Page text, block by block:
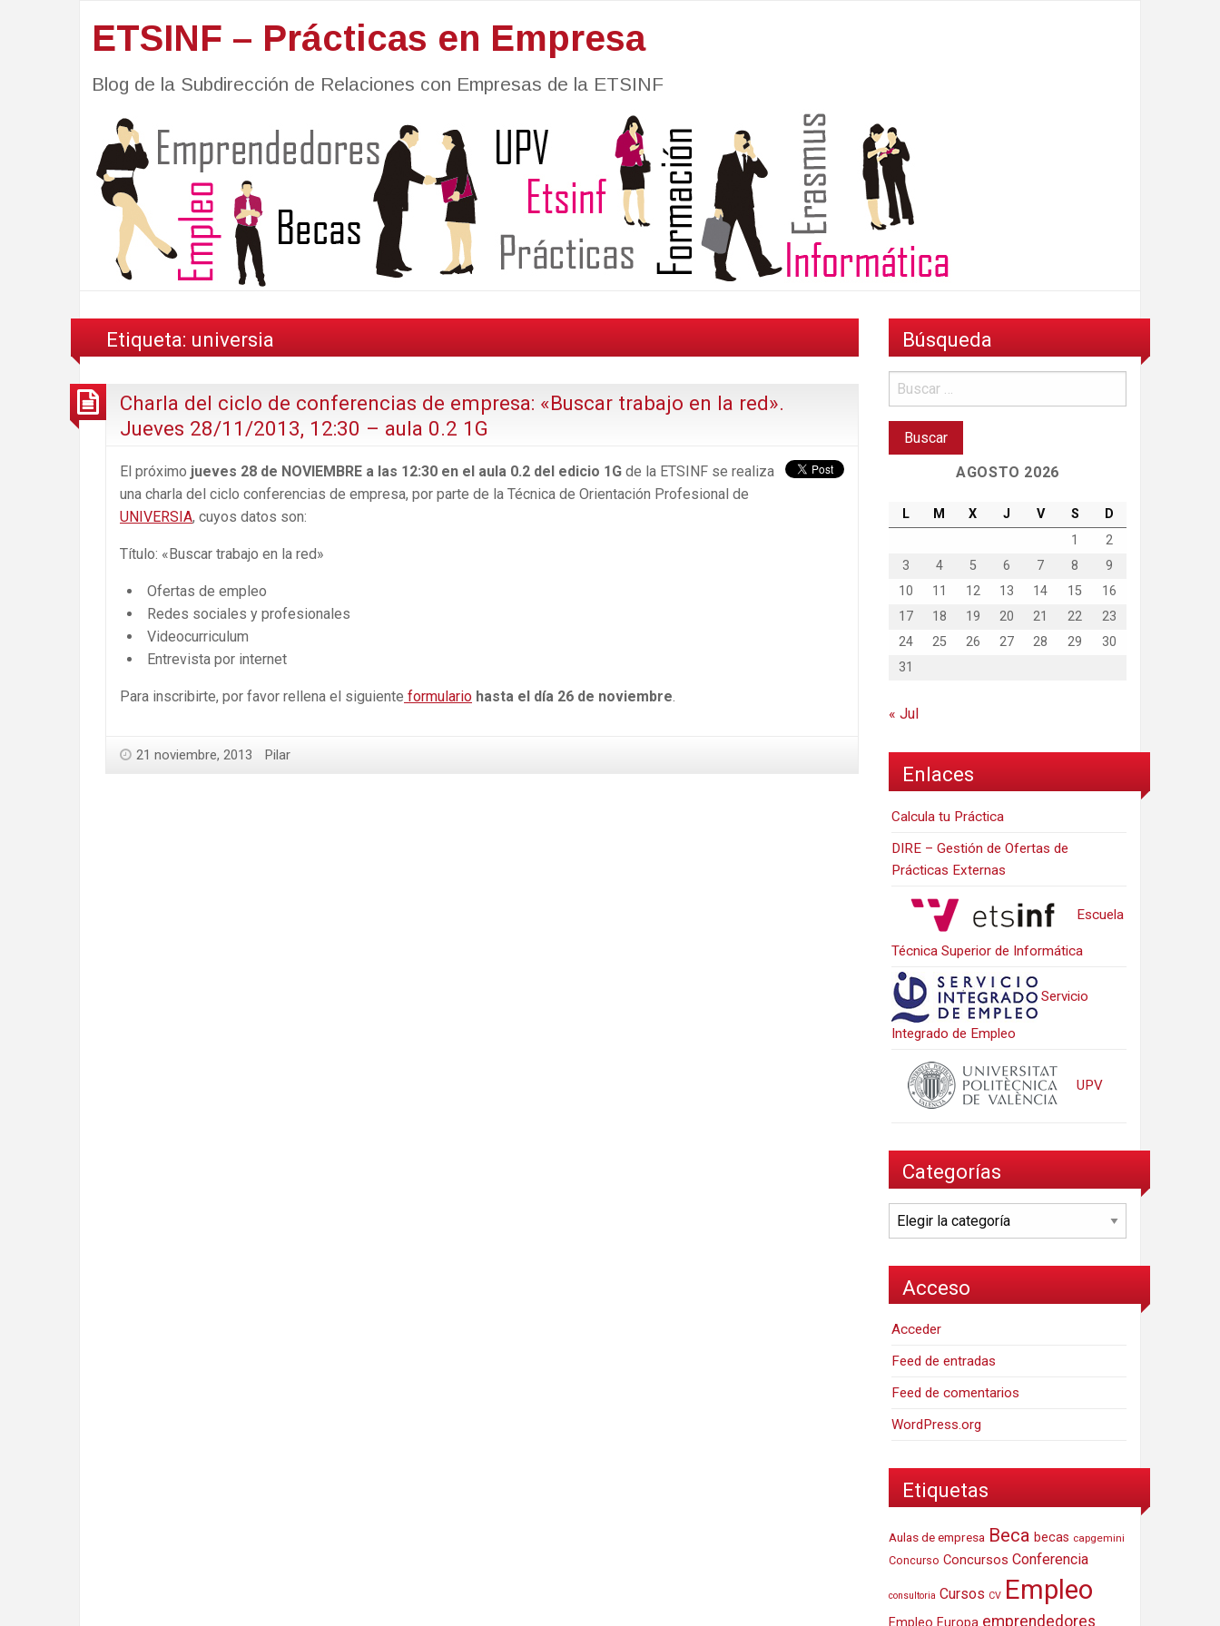
ETSINF – Prácticas en Empresa
Blog de la Subdirección de Relaciones con Empresas de la ETSINF
Etiqueta: universia
Charla del ciclo de conferencias de empresa: «Buscar trabajo en la red».
Jueves 28/11/2013, 12:30 – aula 0.2 1G
El próximo jueves 28 de NOVIEMBRE a las 12:30 en el aula 0.2 del edicio 1G de la ETSINF se realiza
una charla del ciclo conferencias de empresa, por parte de la Técnica de Orientación Profesional de
UNIVERSIA, cuyos datos son:
Título: «Buscar trabajo en la red»
Ofertas de empleo
Redes sociales y profesionales
Videocurriculum
Entrevista por internet
Para inscribirte, por favor rellena el siguiente formulario hasta el día 26 de noviembre.
21 noviembre, 2013 Pilar
Búsqueda
AGOSTO 2026
L M X J V S
D
1
2
3
4 5 6 7 8
9
10
11 12 13 14 15
16
17
18 19 20 21 22
23
24
25 26 27 28 29
30
31
« Jul
Enlaces
Calcula tu Práctica
DIRE – Gestión de Ofertas de
Prácticas Externas
Escuela
Técnica Superior de Informática
Servicio
Integrado de Empleo
UPV
Categorías
Categorías
Acceso
Acceder
Feed de entradas
Feed de comentarios
WordPress.org
Etiquetas
Aulas de empresa Beca becas capgemini
Concurso Concursos Conferencia
consultoria Cursos CV Empleo
Empleo Europa emprendedores